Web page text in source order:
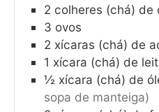
2 colheres (chá) de
3 ovos
2 xícaras (chá) de
1 xícara (chá) de
½ xícara (chá) de
sopa de manteiga)